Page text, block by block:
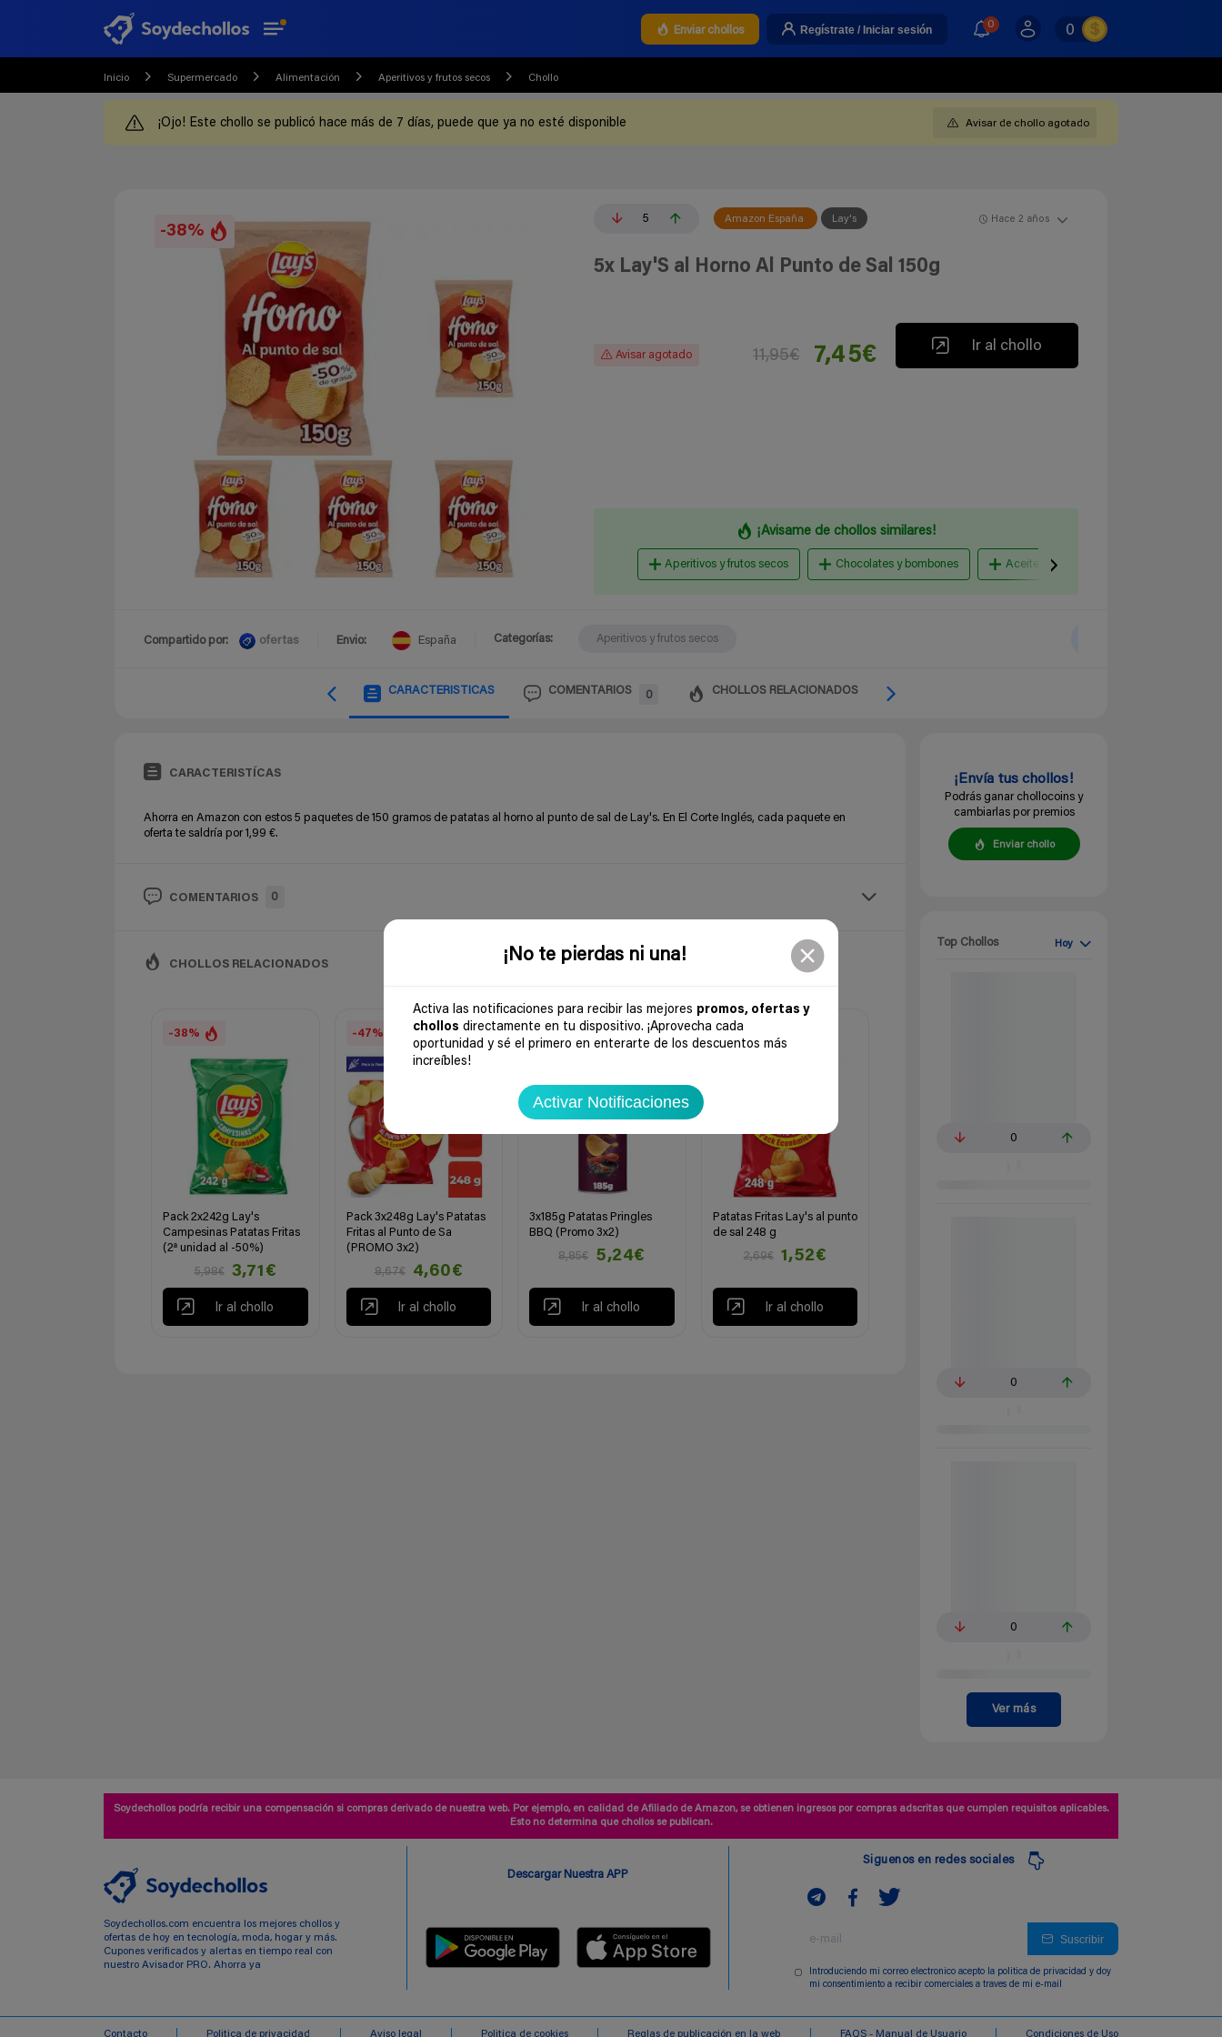
¡No te pierdas ni una!
Activa las notificaciones para recibir las mejores promos, ofertas y
chollos directamente en tu dispositivo. ¡Aprovecha cada
oportunidad y sé el primero en enterarte de los descuentos más
increíbles!
Activar Notificaciones
Enviar chollos Regístrate / Iniciar sesión 0 0
Inicio Supermercado Alimentación Aperitivos y frutos secos Chollo
¡Ojo! Este chollo se publicó hace más de 7 días, puede que ya no esté disponible Avisar de chollo agotado
-38%
5 Amazon España Lay's Hace 2 años
5x Lay'S al Horno Al Punto de Sal 150g
Avisar agotado 11,95€ 7,45€ Ir al chollo
¡Avisame de chollos similares!
Aperitivos y frutos secos Chocolates y bombones Aceites y salsas
Compartido por: ofertas Envio: España Categorías: Aperitivos y frutos secos
CARACTERISTICAS COMENTARIOS 0 CHOLLOS RELACIONADOS
CARACTERISTÍCAS
Ahorra en Amazon con estos 5 paquetes de 150 gramos de patatas al horno al punto de sal de Lay's. En El Corte Inglés, cada paquete en
oferta te saldría por 1,99 €.
COMENTARIOS 0
CHOLLOS RELACIONADOS
-38%
Pack 2x242g Lay's
Campesinas Patatas Fritas
(2ª unidad al -50%)
5,98€
3,71€
Ir al chollo
-47%
Pack 3x248g Lay's Patatas
Fritas al Punto de Sa
(PROMO 3x2)
8,67€
4,60€
Ir al chollo
-41%
3x185g Patatas Pringles
BBQ (Promo 3x2)
8,85€
5,24€
Ir al chollo
-43%
Patatas Fritas Lay's al punto
de sal 248 g
2,69€
1,52€
Ir al chollo
¡Envía tus chollos!
Podrás ganar chollocoins y
cambiarlas por premios
Enviar chollo
Top Chollos Hoy
0
0
0
Ver más
Soydechollos podría recibir una compensación si compras derivado de nuestra web. Por ejemplo, en calidad de Afiliado de Amazon, se obtienen ingresos por compras adscritas que cumplen requisitos aplicables.
Esto no determina que chollos se publican.
Soydechollos.com encuentra los mejores chollos y
ofertas de hoy en tecnología, moda, hogar y más.
Cupones verificados y alertas en tiempo real con
nuestro Avisador PRO. Ahorra ya
Descargar Nuestra APP
Siguenos en redes sociales
Suscribir
Introduciendo mi correo electronico acepto la politica de privacidad y doy
mi consentimiento a recibir comerciales a traves de mi e-mail
Contacto Politica de privacidad Aviso legal Politica de cookies Reglas de publicación en la web FAQS - Manual de Usuario Condiciones de Uso